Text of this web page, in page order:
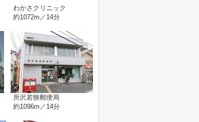
わかさクリニック
約1072m／14分
所沢若狭郵便局
約1096m／14分